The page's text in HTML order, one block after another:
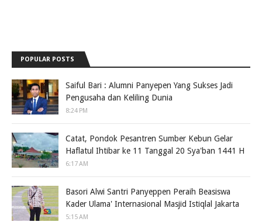
POPULAR POSTS
Saiful Bari : Alumni Panyepen Yang Sukses Jadi
Pengusaha dan Keliling Dunia
8:24 PM
Catat, Pondok Pesantren Sumber Kebun Gelar
Haflatul Ihtibar ke 11 Tanggal 20 Sya'ban 1441 H
6:17 AM
Basori Alwi Santri Panyeppen Peraih Beasiswa
Kader Ulama' Internasional Masjid Istiqlal Jakarta
5:15 AM